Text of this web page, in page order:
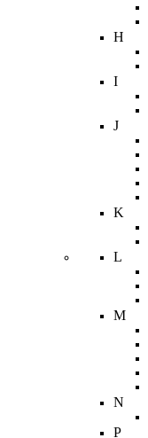
H
I
J
K
L
M
N
P